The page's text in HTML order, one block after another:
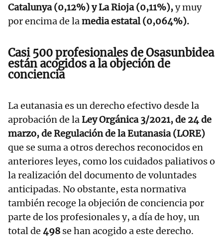
Catalunya (0,12%) y La Rioja (0,11%),y muy
por encima de lamedia estatal (0,064%).
Casi 500 profesionales de Osasunbidea
están acogidos a la objeción de
conciencia
La eutanasia es un derecho efectivo desde la
aprobación de laLey Orgánica 3/2021, de 24 de
marzo, de Regulación de la Eutanasia (LORE)
que se suma a otros derechos reconocidos en
anteriores leyes, como los cuidados paliativos o
la realización del documento de voluntades
anticipadas. No obstante, esta normativa
también recoge la objeción de conciencia por
parte de los profesionales y, a día de hoy, un
total de 498 se han acogido a este derecho.